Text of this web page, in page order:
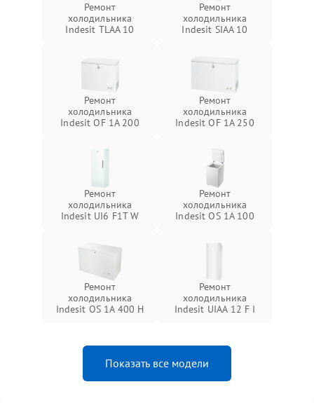
Ремонт
холодильника
Indesit TLAA 10
Ремонт
холодильника
Indesit SIAA 10
Ремонт
холодильника
Indesit OF 1A 200
Ремонт
холодильника
Indesit OF 1A 250
Ремонт
холодильника
Indesit UI6 F1T W
Ремонт
холодильника
Indesit OS 1A 100
Ремонт
холодильника
Indesit OS 1A 400 H
Ремонт
холодильника
Indesit UIAA 12 F I
Показать все модели